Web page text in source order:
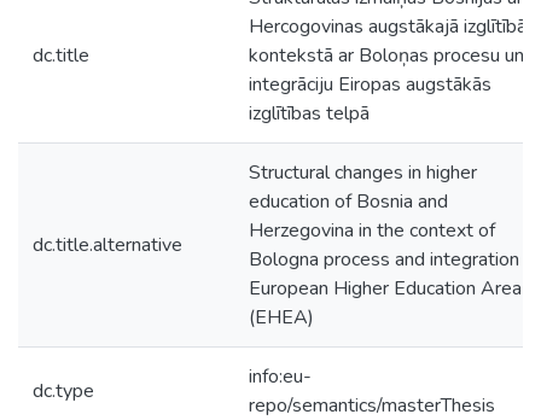
dc.title
Hercogovinas augstākajā izglītībā,
kontekstā ar Boloņas procesu un
integrāciju Eiropas augstākās
izglītības telpā
dc.title.alternative
Structural changes in higher
education of Bosnia and
Herzegovina in the context of
Bologna process and integration to
European Higher Education Area
(EHEA)
dc.type
info:eu-
repo/semantics/masterThesis